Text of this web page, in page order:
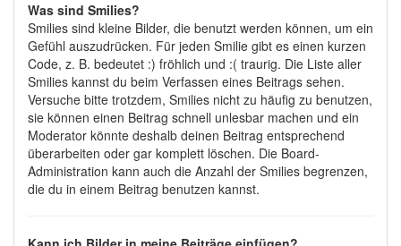
Was sind Smilies?
Smilies sind kleine Bilder, die benutzt werden können, um ein
Gefühl auszudrücken. Für jeden Smilie gibt es einen kurzen
Code, z. B. bedeutet :) fröhlich und :( traurig. Die Liste aller
Smilies kannst du beim Verfassen eines Beitrags sehen.
Versuche bitte trotzdem, Smilies nicht zu häufig zu benutzen,
sie können einen Beitrag schnell unlesbar machen und ein
Moderator könnte deshalb deinen Beitrag entsprechend
überarbeiten oder gar komplett löschen. Die Board-
Administration kann auch die Anzahl der Smilies begrenzen,
die du in einem Beitrag benutzen kannst.